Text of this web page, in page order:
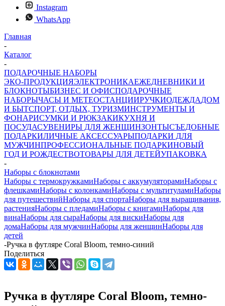
Instagram
WhatsApp
Главная
-
Каталог
-
ПОДАРОЧНЫЕ НАБОРЫ
ЭКО-ПРОДУКЦИЯЭЛЕКТРОНИКАЕЖЕДНЕВНИКИ И
БЛОКНОТЫБИЗНЕС И ОФИСПОДАРОЧНЫЕ
НАБОРЫЧАСЫ И МЕТЕОСТАНЦИИРУЧКИОДЕЖДАДОМ
И БЫТСПОРТ, ОТДЫХ, ТУРИЗМИНСТРУМЕНТЫ И
ФОНАРИСУМКИ И РЮКЗАКИКУХНЯ И
ПОСУДАСУВЕНИРЫ ДЛЯ ЖЕНЩИНЗОНТЫСЪЕДОБНЫЕ
ПОДАРКИЛИЧНЫЕ АКСЕССУАРЫПОДАРКИ ДЛЯ
МУЖЧИНПРОФЕССИОНАЛЬНЫЕ ПОДАРКИНОВЫЙ
ГОД И РОЖДЕСТВОТОВАРЫ ДЛЯ ДЕТЕЙУПАКОВКА
-
Наборы с блокнотами
Наборы с термокружкамиНаборы с аккумуляторамиНаборы с
флешкамиНаборы с колонкамиНаборы с мультитуламиНаборы
для путешествийНаборы для спортаНаборы для выращивания,
растенияНаборы с пледамиНаборы с книгамиНаборы для
винаНаборы для сыраНаборы для вискиНаборы для
домаНаборы для мужчинНаборы для женщинНаборы для
детей
-Ручка в футляре Coral Bloom, темно-синий
Поделиться
Ручка в футляре Coral Bloom, темно-